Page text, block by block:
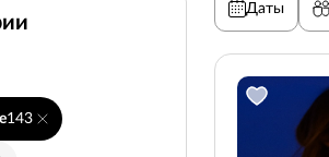
143
Пушкин (Царское
Даты